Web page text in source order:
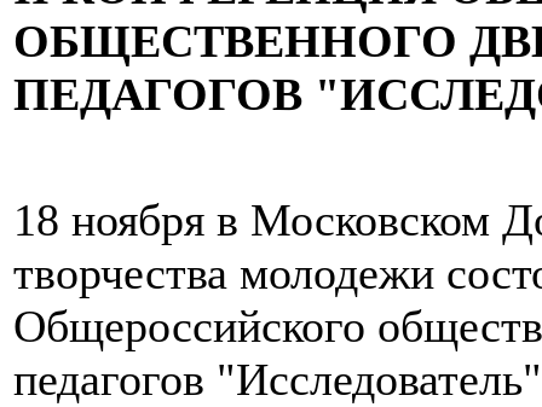
ОБЩЕСТВЕННОГО
ПЕДАГОГОВ
18 ноября в Московском
творчества молодежи
Общероссийского
педагогов